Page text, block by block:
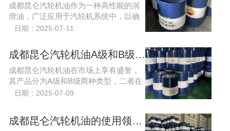
成都昆仑汽轮机油作为一种高性能的润
滑油，广泛应用于汽轮机系统中，以确
保设备高效、安全地运转。其使用寿命
性能密切相关
日期：2025-07-11
成都昆仑汽轮机油A级和B级有什么不同？
成都昆仑汽轮机油在市场上享有盛誉，
其产品分为A级和B级两种类型，二者在
性能与应用范围上存在着明显的差异。
日期：2025-07-09
成都昆仑汽轮机油的使用领域有哪些？